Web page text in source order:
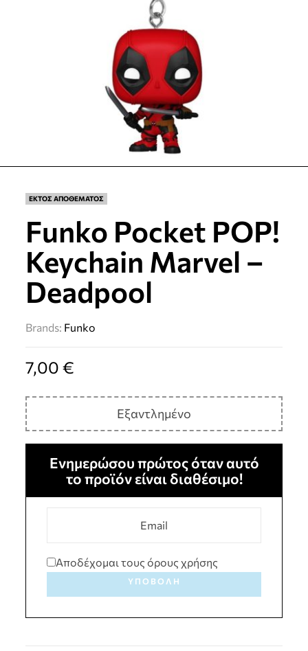
ΕΚΤΟΣ ΑΠΟΘΕΜΑΤΟΣ
Funko Pocket POP!
Keychain Marvel –
Deadpool
Brands: Funko
7,00€
Εξαντλημένο
Ενημερώσου πρώτος όταν αυτό
το προϊόν είναι διαθέσιμο!
Αποδέχομαι τους όρους χρήσης
ΥΠΟΒΟΛΉ